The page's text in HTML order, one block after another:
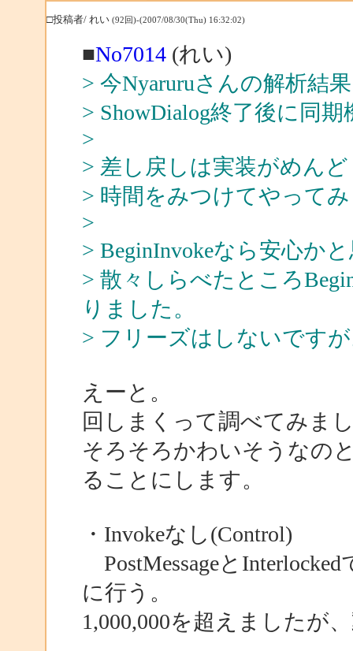
□投稿者/ れい (92回)-(2007/08/30(Thu) 16:32:02)
■No7014(れい)
> 今Nyaruruさんの解析結
> ShowDialog終了後に同
>
> 差し戻しは実装がめん
> 時間をみつけてやって
>
> BeginInvokeなら安心か
> 散々しらべたところ
りました。
> フリーズはしないです
えーと。
回しまくって調べてみま
そろそろかわいそうなの
ることにします。
・Invokeなし(Control)
PostMessageと
に行う。
1,000,000を超えましたが